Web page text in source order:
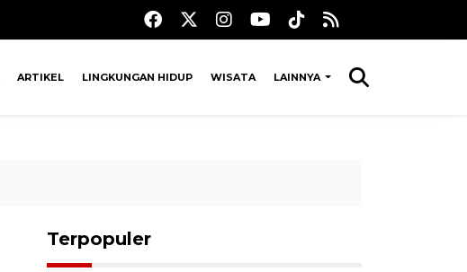
ARTIKEL LINGKUNGAN HIDUP WISATA LAINNYA
Terpopuler